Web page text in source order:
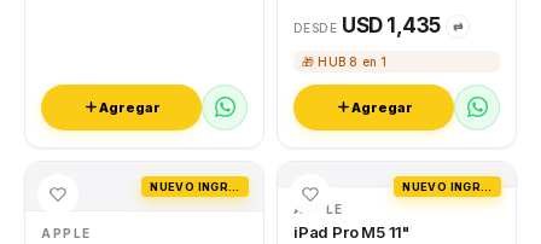
Agregar
DESDE USD 1,435 ⇄
🎁 HUB 8 en 1
Agregar
APPLE
APPLE
iPad Pro M5 11"